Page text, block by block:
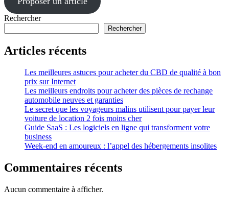
Rechercher
Rechercher
Articles récents
Les meilleures astuces pour acheter du CBD de qualité à bon
prix sur Internet
Les meilleurs endroits pour acheter des pièces de rechange
automobile neuves et garanties
Le secret que les voyageurs malins utilisent pour payer leur
voiture de location 2 fois moins cher
Guide SaaS : Les logiciels en ligne qui transforment votre
business
Week-end en amoureux : l’appel des hébergements insolites
Commentaires récents
Aucun commentaire à afficher.